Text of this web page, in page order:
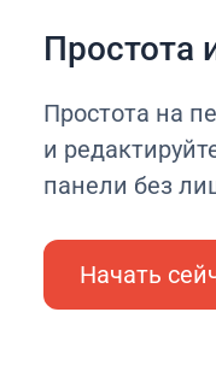
Простота
Простота на
и
панели без
Начать